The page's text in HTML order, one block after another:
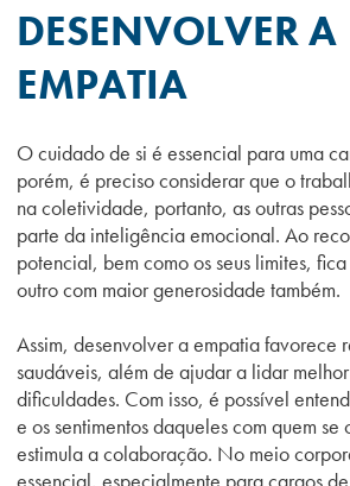
DESENVOLVER A
EMPATIA
O cuidado de si é essencial para uma
porém, é preciso considerar que o
na coletividade, portanto, as outras
parte da inteligência emocional. Ao
potencial, bem como os seus limites,
outro com maior generosidade também.
Assim, desenvolver a empatia favorece
saudáveis, além de ajudar a lidar
dificuldades. Com isso, é possível
e os sentimentos daqueles com quem
estimula a colaboração. No meio